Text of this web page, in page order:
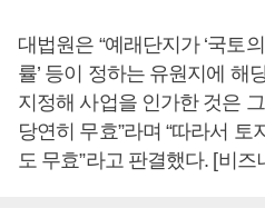
대법원은 “예래단지가 ‘국토
률’ 등이 정하는 유원지에 해
지정해 사업을 인가한 것은
당연히 무효”라며 “따라서
도 무효”라고 판결했다. [비